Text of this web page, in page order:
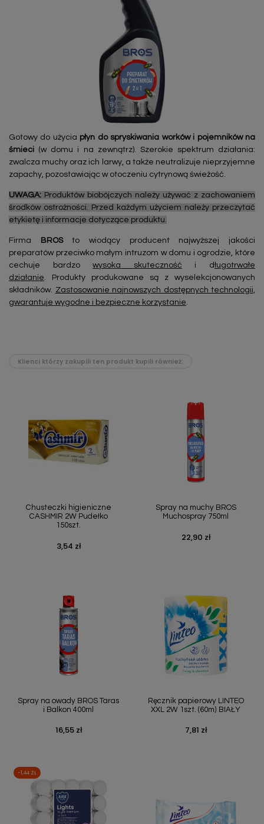
Gotowy do użycia płyn do spryskiwania worków i pojemników na
śmieci (w domu i na zewnątrz). Szerokie spektrum działania:
zwalcza muchy oraz ich larwy, a także neutralizuje nieprzyjemne
zapachy, pozostawiając w otoczeniu cytrynową świeżość.
UWAGA: Produktów biobójczych należy używać z zachowaniem
środków ostrożności. Przed każdym użyciem należy przeczytać
etykietę i informacje dotyczące produktu.
Firma BROSto wiodący producent najwyższej jakości
preparatów przeciwko małym intruzom w domu i ogrodzie, które
cechuje bardzowysoka skuteczność i długotrwałe
działanie. Produkty produkowane są z wyselekcjonowanych
składników. Zastosowanie najnowszych dostępnych technologii,
gwarantuje wygodne i bezpieczne korzystanie.
Klienci którzy zakupili ten produkt kupili również:
Chusteczki higieniczne
CASHMIR 2W Pudełko
150szt.
Cena
3,54 zł
Spray na muchy BROS
Muchospray 750ml
Cena
22,90 zł
Spray na owady BROS Taras
i Balkon 400ml
Cena
16,55 zł
Ręcznik papierowy LINTEO
XXL 2W 1szt. (60m) BIAŁY
Cena
7,81 zł
-1,44 ZŁ